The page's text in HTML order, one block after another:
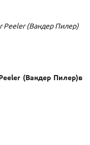
Peeler (Вандер Пилер)
(Вандер Пилер)в